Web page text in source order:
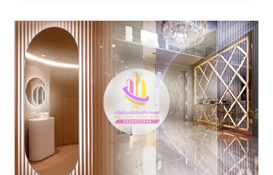
0530297304
صور
مرايا
ديكور
مكة